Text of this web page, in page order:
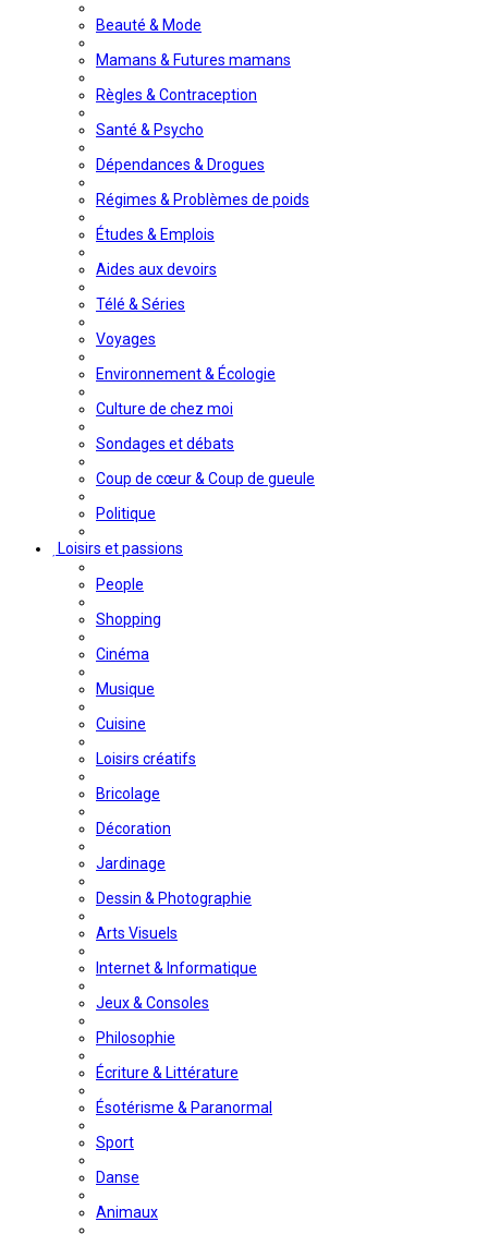
Beauté & Mode
Mamans & Futures mamans
Règles & Contraception
Santé & Psycho
Dépendances & Drogues
Régimes & Problèmes de poids
Études & Emplois
Aides aux devoirs
Télé & Séries
Voyages
Environnement & Écologie
Culture de chez moi
Sondages et débats
Coup de cœur & Coup de gueule
Politique
Loisirs et passions
People
Shopping
Cinéma
Musique
Cuisine
Loisirs créatifs
Bricolage
Décoration
Jardinage
Dessin & Photographie
Arts Visuels
Internet & Informatique
Jeux & Consoles
Philosophie
Écriture & Littérature
Ésotérisme & Paranormal
Sport
Danse
Animaux